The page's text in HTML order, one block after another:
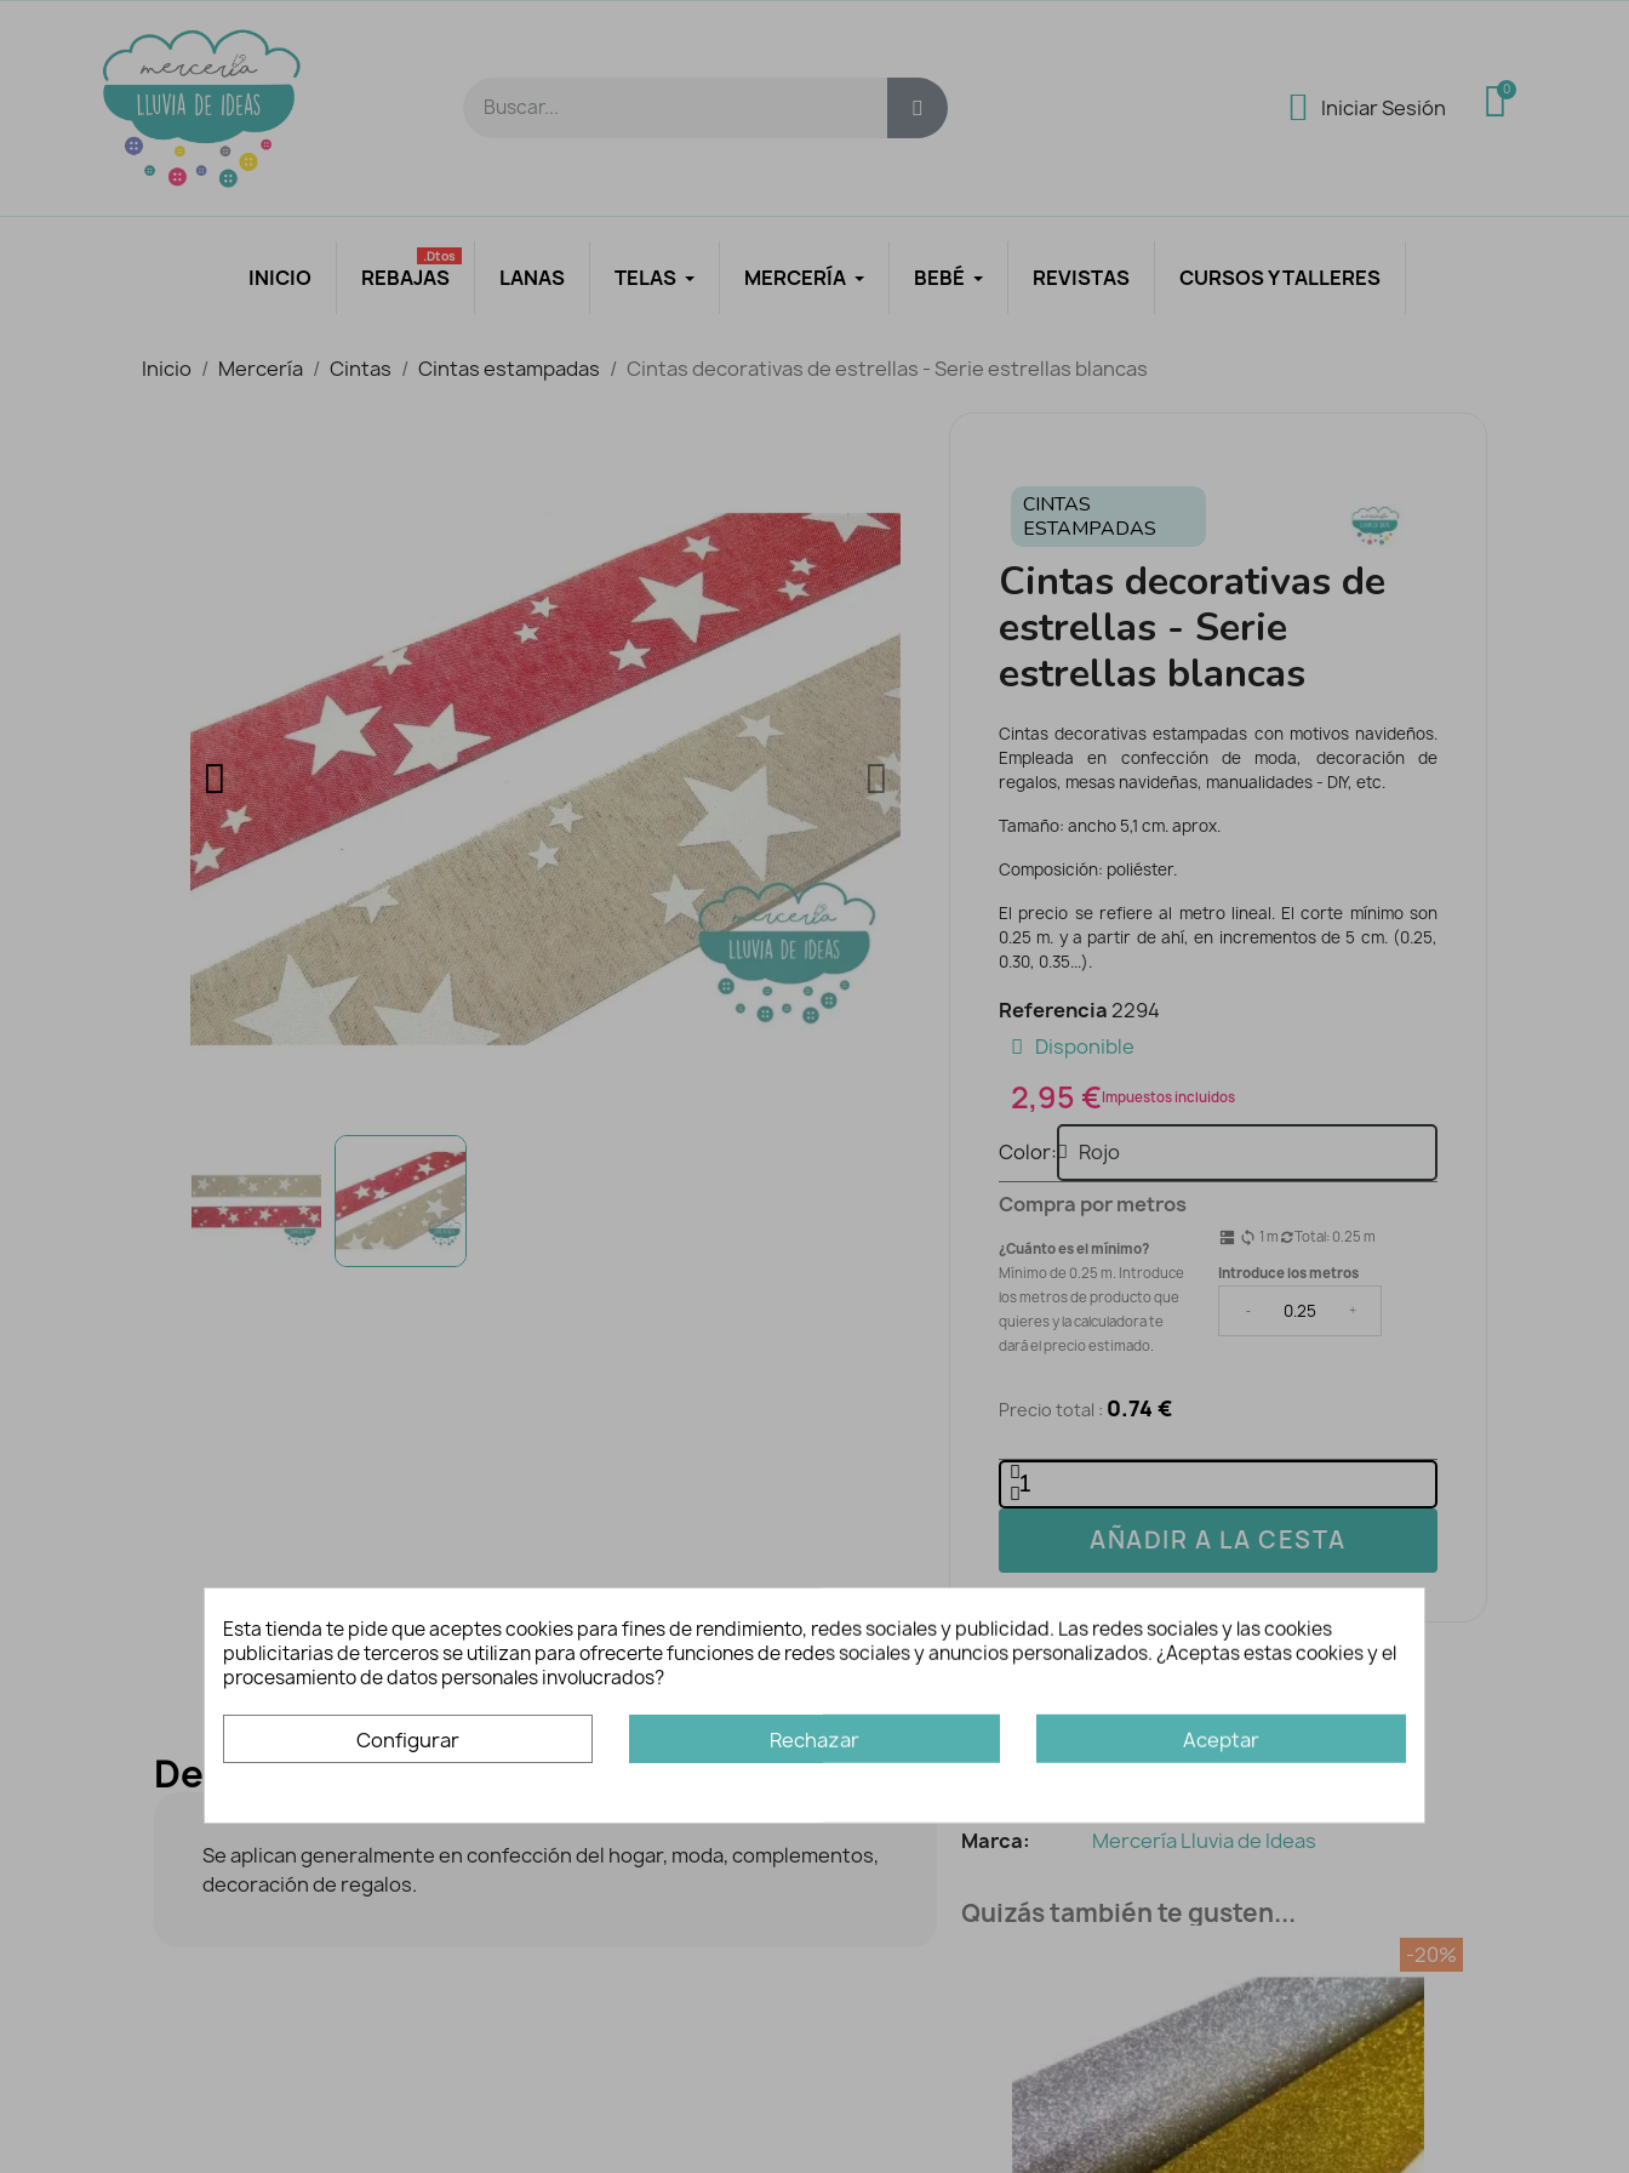
Iniciar Sesión
INICIO REBAJAS
.dtos
LANAS TELAS MERCERÍA BEBÉ REVISTAS CURSOS Y TALLERES
Inicio Mercería Cintas Cintas estampadas Cintas decorativas de estrellas - Serie estrellas blancas
CINTAS
ESTAMPADAS
Cintas decorativas de
estrellas - Serie
estrellas blancas
Cintas decorativas estampadas con motivos navideños.
Empleada en confección de moda, decoración de
regalos, mesas navideñas, manualidades - DIY, etc.
Tamaño: ancho 5,1 cm. aprox.
Composición: poliéster.
El precio se refiere al metro lineal. El corte mínimo son
0.25 m. y a partir de ahí, en incrementos de 5 cm. (0.25,
0.30, 0.35...).
Referencia 2294
Disponible
2,95 €Impuestos incluidos
Color
Compra por metros
¿Cuánto es el mínimo?
Mínimo de 0.25 m. Introduce
los metros de producto que
quieres y la calculadora te
dará el precio estimado.
dns sync 1 m Total: 0.25 m
Introduce los metros
- +
Precio total : 0.74 €
AÑADIR A LA CESTA
Descripción y detalles
Se aplican generalmente en confección del hogar, moda, complementos,
decoración de regalos.
Información adicional
Marca:
Mercería Lluvia de Ideas
Quizás también te gusten...
-20%
Esta tienda te pide que aceptes cookies para fines de rendimiento, redes sociales y publicidad. Las redes sociales y las cookies
publicitarias de terceros se utilizan para ofrecerte funciones de redes sociales y anuncios personalizados. ¿Aceptas estas cookies y el
procesamiento de datos personales involucrados?
Configurar Rechazar Aceptar